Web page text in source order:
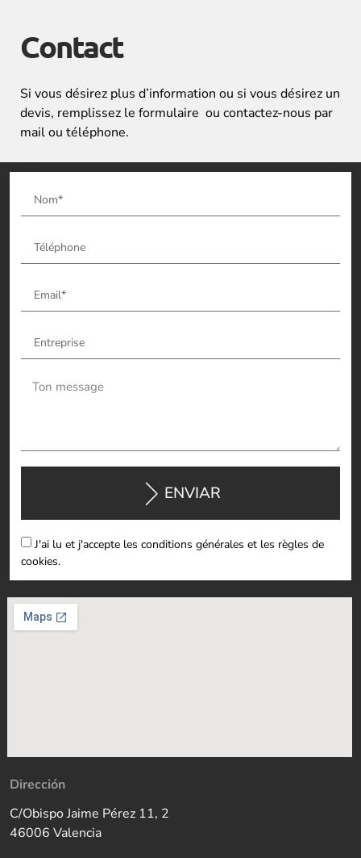
Contact
Si vous désirez plus d’information ou si vous désirez un
devis, remplissez le formulaire ou contactez-nous par
mail ou téléphone.
J'ai lu et j'accepte les conditions générales et les règles de
cookies.
ENVIAR
Dirección
C/Obispo Jaime Pérez 11, 2
46006 Valencia